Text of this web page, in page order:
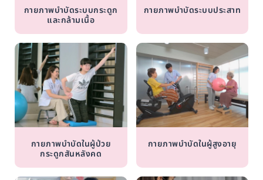
กายภาพบำบัดระบบกระดูก
และกล้ามเนื้อ
กายภาพบำบัดระบบประสาท
กายภาพบำบัดในผู้ป่วย
กระดูกสันหลังคด
กายภาพบำบัดในผู้สูงอายุ